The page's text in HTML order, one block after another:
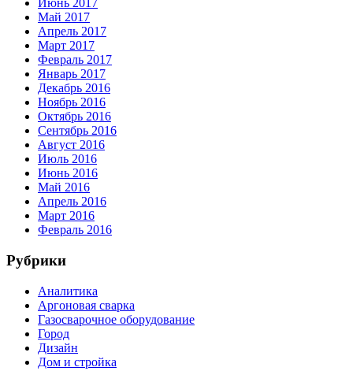
Июнь 2017
Май 2017
Апрель 2017
Март 2017
Февраль 2017
Январь 2017
Декабрь 2016
Ноябрь 2016
Октябрь 2016
Сентябрь 2016
Август 2016
Июль 2016
Июнь 2016
Май 2016
Апрель 2016
Март 2016
Февраль 2016
Рубрики
Аналитика
Аргоновая сварка
Газосварочное оборудование
Город
Дизайн
Дом и стройка